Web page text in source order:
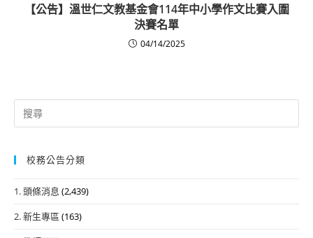
【公告】溫世仁文教基金會114年中小學作文比賽入圍
決賽名單
04/14/2025
Search
for:
校務公告分類
1. 頭條消息 (2,439)
2. 新生專區 (163)